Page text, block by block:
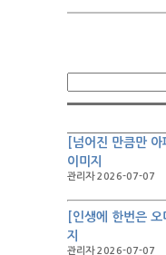
[넘어진 만큼만
이미지
관리자 2026-07-07
[인생에 한번은
지
관리자 2026-07-07